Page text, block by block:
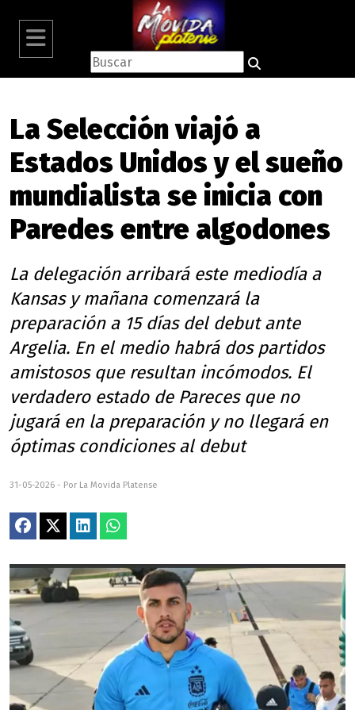
La Selección viajó a
Estados Unidos y el sueño
mundialista se inicia con
Paredes entre algodones
La delegación arribará este mediodía a
Kansas y mañana comenzará la
preparación a 15 días del debut ante
Argelia. En el medio habrá dos partidos
amistosos que resultan incómodos. El
verdadero estado de Pareces que no
jugará en la preparación y no llegará en
óptimas condiciones al debut
31-05-2026 - Por La Movida Platense